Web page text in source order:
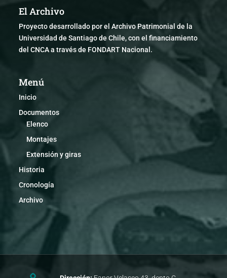
El Archivo
Proyecto desarrollado por el Archivo Patrimonial de la
Universidad de Santiago de Chile, con el financiamiento
del CNCA a través de FONDART Nacional.
Menú
Inicio
Documentos
Elenco
Montajes
Extensión y giras
Historia
Cronología
Archivo